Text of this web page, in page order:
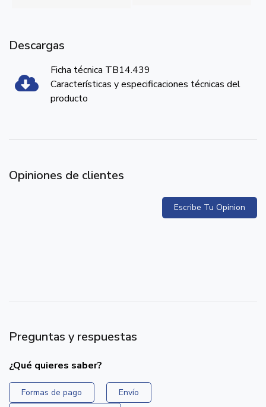
Descargas
Ficha técnica TB14.439
Características y especificaciones técnicas del
producto
Opiniones de clientes
Escribe Tu Opinion
Preguntas y respuestas
¿Qué quieres saber?
Formas de pago
Envío